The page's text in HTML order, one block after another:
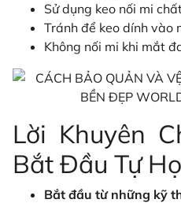
Sử dụng keo nối mi
Tránh để keo dính vào
Không nối mi khi mắt
Lời Khuyên
Bắt Đầu Tự
Bắt đầu từ những kỹ